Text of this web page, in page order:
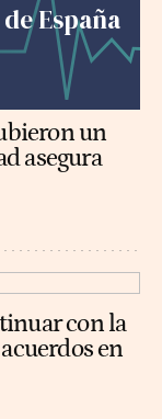
España
un
asegura
con la
en